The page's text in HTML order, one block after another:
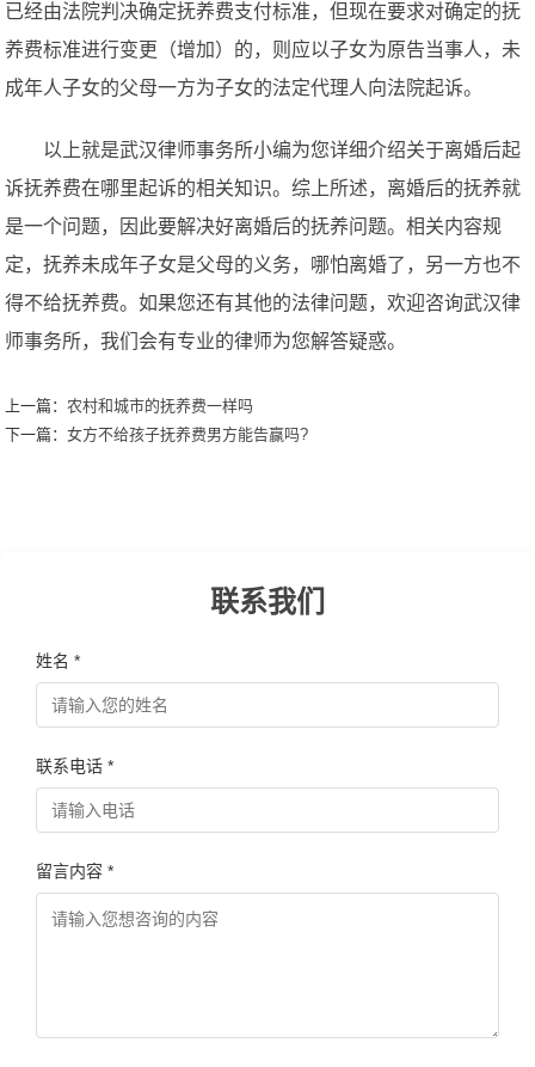
已经由法院判决确定抚养费支付标准，但现在要求对确定的抚
养费标准进行变更（增加）的，则应以子女为原告当事人，未
成年人子女的父母一方为子女的法定代理人向法院起诉。
以上就是武汉律师事务所小编为您详细介绍关于离婚后起
诉抚养费在哪里起诉的相关知识。综上所述，离婚后的抚养就
是一个问题，因此要解决好离婚后的抚养问题。相关内容规
定，抚养未成年子女是父母的义务，哪怕离婚了，另一方也不
得不给抚养费。如果您还有其他的法律问题，欢迎咨询武汉律
师事务所，我们会有专业的律师为您解答疑惑。
上一篇：农村和城市的抚养费一样吗
下一篇：女方不给孩子抚养费男方能告赢吗?
联系我们
姓名 *
联系电话 *
留言内容 *